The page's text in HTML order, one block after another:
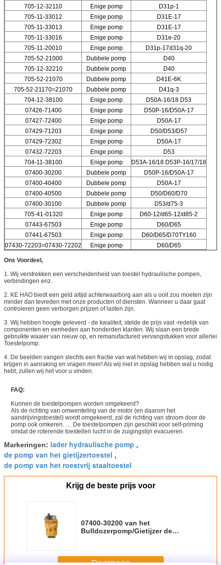
705-12-32110
Enige pomp
D31p-1
705-11-33012
Enige pomp
D31E-17
705-11-33013
Enige pomp
D31E-17
705-11-33016
Enige pomp
D31e-20
705-11-20010
Enige pomp
D31p-17d31q-20
705-52-21000
Dubbele pomp
D40
705-12-32210
Dubbele pomp
D40
705-52-21070
Dubbele pomp
D41E-6K
705-52-21170=21070
Dubbele pomp
D41q-3
704-12-38100
Enige pomp
D50A-16/18 D53
07426-71400
Enige pomp
D50P-16/D50A-17
07427-72400
Enige pomp
D50A-17
07429-71203
Enige pomp
D50/D53/D57
07429-72302
Enige pomp
D50A-17
07432-72203
Enige pomp
D53
704-11-38100
Enige pomp
D53A-16/18 D53P-16/17/18
07400-30200
Dubbele pomp
D50P-16/D50A-17
07400-40400
Dubbele pomp
D50A-17
07400-40500
Dubbele pomp
D50/D60/D70
07400-30100
Dubbele pomp
D53/d75-3
705-41-01320
Enige pomp
D60-12/d65-12/d85-2
07443-67503
Enige pomp
D60/D65
07441-67503
Enige pomp
D60/D65/D70TY160
07430-72203=07430-72202
Enige pomp D60/D65
Ons Voordeel,
1. Wij verstrekken een verscheidenheid van toestel hydraulische pompen,
verbindingen enz.
2. KE HAO biedt een geld altijd achterwaarborg aan als u ooit zou moeten zijn
minder dan tevreden met onze producten of diensten. Wanneer u daar gaat
controleren geen verborgen prijzen of lasten zijn.
3. Wij hebben hoogte geleverd - de kwaliteit, stelde de prijs vast -redelijk van
componenten en eenheden aan honderden klanten. Wij slaan een brede
gebruikte waaier van nieuw op, en remanufactured vervangstukken voor allerlei
Toestelpomp.
4. De beelden vangen slechts een fractie van wat hebben wij in opslag, zodat
krijgen in aanraking en vragen meer! Als wij niet in opslag hebben wat u nodig
hebt, zullen wij het voor u vinden.
FAQ:
Kunnen de toestelpompen worden omgekeerd?
Als de richting van omwenteling van de motor (en daarom het
aandrijvingstoestel) wordt omgekeerd, zal de richting van stroom door de
pomp ook omkeren. … De toestelpompen zijn geschikt voor self-priming
omdat de roterende toestellen lucht in de zuigingslijn evacueren.
Markeringen: lader hydraulische pomp ,
de pomp van het gietijzertoestel ,
de pomp van het roestvrij staaltoestel
Krijg de beste prijs voor
07400-30200 van het
Bulldozerpomp/Gietijzer de